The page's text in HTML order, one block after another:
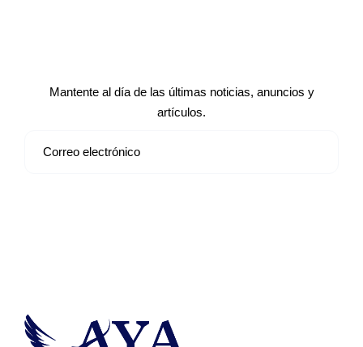
Mantente al día de las últimas noticias, anuncios y
artículos.